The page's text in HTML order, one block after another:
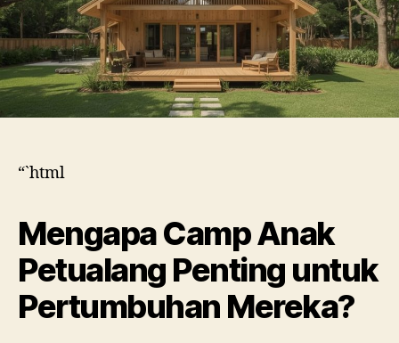
“`html
Mengapa Camp Anak
Petualang Penting untuk
Pertumbuhan Mereka?